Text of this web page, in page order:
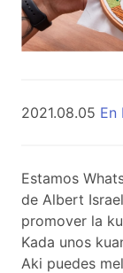
2021.08.05 En
Estamos
de Albert
promover la
Kada unos
Aki puedes